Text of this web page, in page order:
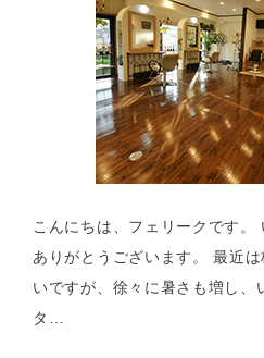
こんにちは、フェリークです。
ありがとうございます。 最近
いですが、徐々に暑さも増し、
タ…